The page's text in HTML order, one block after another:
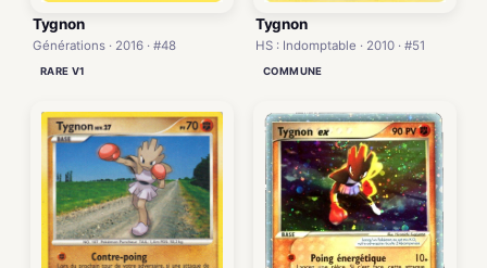
Tygnon
Générations · 2016 · #48
RARE V1
Tygnon
HS : Indomptable · 2010 · #51
COMMUNE